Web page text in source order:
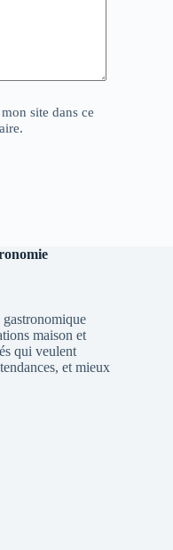
site dans ce
maison et
qui veulent
et mieux